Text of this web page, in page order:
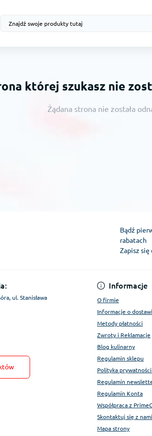
której szukasz nie
Żądana strona nie została
Bądź
rabatach
Zapisz
ul. Stanisława
Informacje
O firmie
Informacje o
Metody płatności
Zwroty i Reklamacje
Blog kulinarny
Regulamin sklepu
Polityka
Regulamin
Regulamin Konta
Współpraca z
Skontaktuj się z nami
Mapa strony